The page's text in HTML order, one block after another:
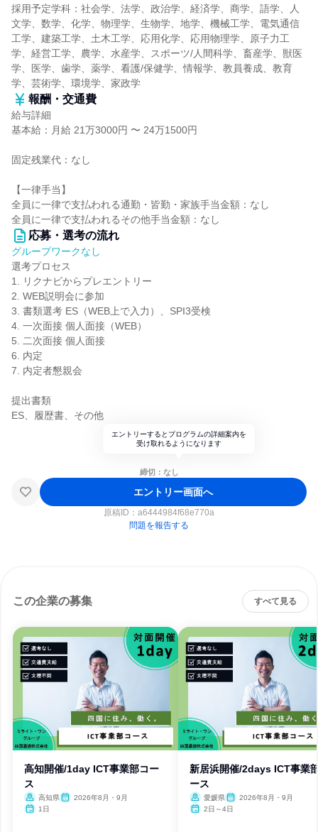
採用予定学科：社会学、法学、政治学、経済学、商学、語学、人
文学、数学、化学、物理学、生物学、地学、機械工学、電気通信
工学、建築工学、土木工学、応用化学、応用物理学、原子力工
学、経営工学、農学、水産学、スポーツ/人間科学、畜産学、獣医
学、医学、歯学、薬学、看護/保健学、情報学、教員養成、教育
学、芸術学、環境学、家政学
報酬・交通費
給与詳細
基本給：月給 21万3000円 〜 24万1500円
固定残業代：なし
【一律手当】
全員に一律で支払われる通勤・皆勤・家族手当金額：なし
全員に一律で支払われるその他手当金額：なし
応募・選考の流れ
グループワークなし
選考プロセス
1. リクナビからプレエントリー
2. WEB説明会に参加
3. 書類選考 ES（WEB上で入力）、SPI3受検
4. 一次面接 個人面接（WEB）
5. 二次面接 個人面接
6. 内定
7. 内定者懇親会
提出書類
ES、履歴書、その他
エントリーするとプログラムの詳細案内を
受け取れるようになります
締切：なし
エントリー画面へ
原稿ID： a6444984f68e770a
問題を報告する
この企業の募集 すべて見る
高知開催/1day ICT事業部コー
ス
高知県
2026年8月・9月
1日
新居浜開催/2days ICT事業
ース
愛媛県
2026年8月・9月
2日～4日